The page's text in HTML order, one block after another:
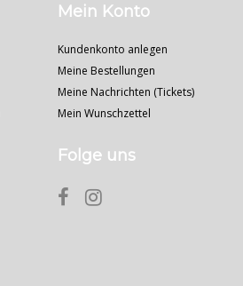
Mein Konto
Kundenkonto anlegen
Meine Bestellungen
Meine Nachrichten (Tickets)
Mein Wunschzettel
Folge uns